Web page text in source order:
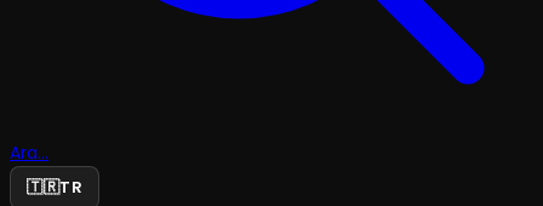
Ara...
🇹🇷TR